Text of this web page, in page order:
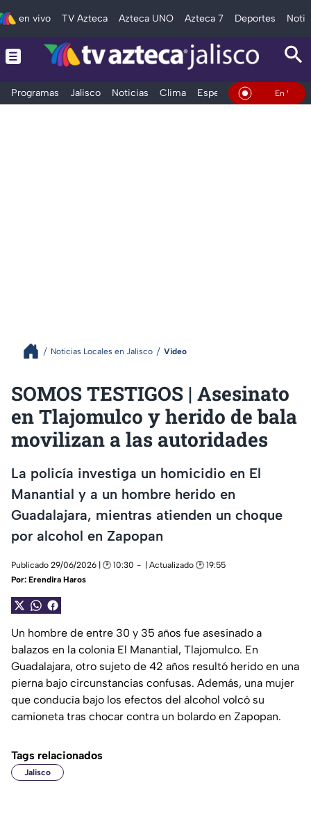
en vivo TV Azteca Azteca UNO Azteca 7 Deportes
Programas Jalisco Noticias Clima Espectáculos Deportes
En Vivo
Noticias Locales en Jalisco Video
SOMOS TESTIGOS | Asesinato
en Tlajomulco y herido de bala
movilizan a las autoridades
La policía investiga un homicidio en El
Manantial y a un hombre herido en
Guadalajara, mientras atienden un choque
por alcohol en Zapopan
Publicado 29/06/2026 | 🕑 10:30
| Actualizado 🕑 19:55
Por: Erendira Haros
Un hombre de entre 30 y 35 años fue asesinado a
balazos en la colonia El Manantial, Tlajomulco. En
Guadalajara, otro sujeto de 42 años resultó herido en una
pierna bajo circunstancias confusas. Además, una mujer
que conducía bajo los efectos del alcohol volcó su
camioneta tras chocar contra un bolardo en Zapopan.
Tags relacionados
Jalisco